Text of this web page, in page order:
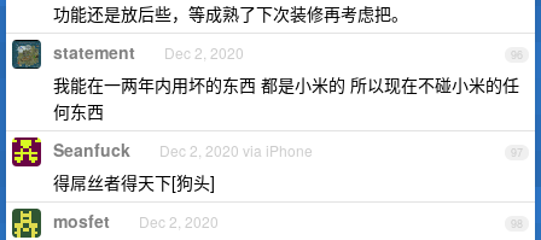
功能还是放后些，等成熟了下次装修再考虑把。
96
statement Dec 2, 2020
我能在一两年内用坏的东西 都是小米的 所以现在不碰小米的任
何东西
97
Seanfuck Dec 2, 2020 via iPhone
得屌丝者得天下[狗头]
98
mosfet Dec 2, 2020